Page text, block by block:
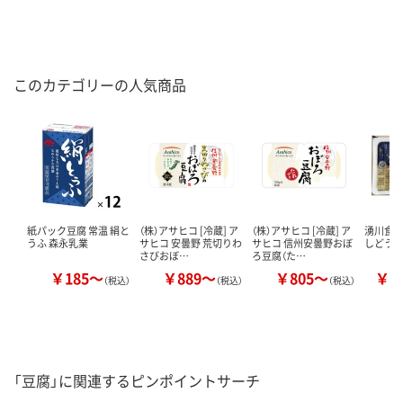
このカテゴリーの人気商品
紙パック豆腐 常温 絹と
うふ 森永乳業
￥185～（税込）
（株）アサヒコ [冷蔵] ア
サヒコ 安曇野 荒切りわ
さびおぼ…
￥889～（税込）
（株）アサヒコ [冷蔵] ア
サヒコ 信州安曇野おぼ
ろ豆腐（た…
￥805～（税込）
湧川食
しどう
￥
「豆腐」に関連するピンポイントサーチ